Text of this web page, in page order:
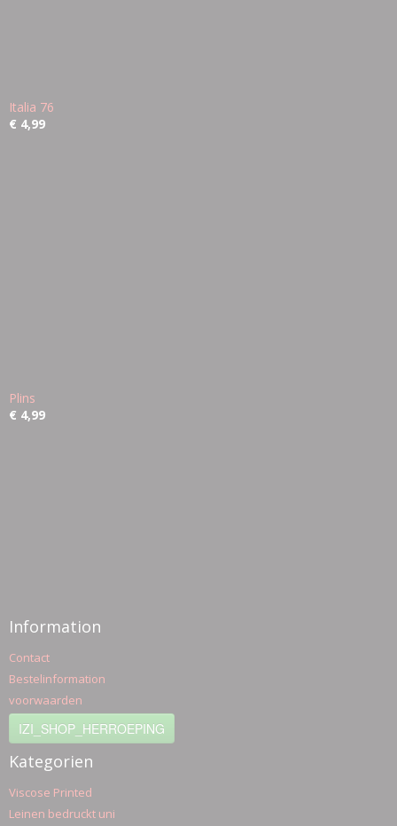
Italia 76
€ 4,99
Plins
€ 4,99
Information
Contact
Bestelinformation
voorwaarden
IZI_SHOP_HERROEPING
Kategorien
Viscose Printed
Leinen bedruckt uni